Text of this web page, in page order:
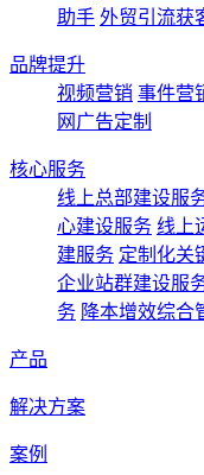
助手 外贸引流获
品牌提升
视频营销 事件营
网广告定制
核心服务
线上总部建设服
心建设服务 线上
建服务 定制化关
企业站群建设服
务 降本增效综合
产品
解决方案
案例